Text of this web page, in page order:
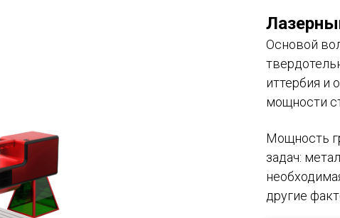
Основой
иттербия и
мощности
Мощность
задач:
другие